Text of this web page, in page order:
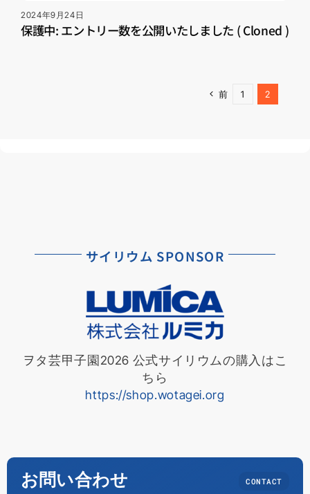
2024年9月24日
保護中: エントリー数を公開いたしました ( Cloned )
前 1 2
サイリウム SPONSOR
ヲタ芸甲子園2026 公式サイリウムの購入はこ
ちら
https://shop.wotagei.org
お問い合わせ CONTACT